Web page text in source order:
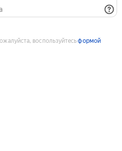
воспользуйтесьформой